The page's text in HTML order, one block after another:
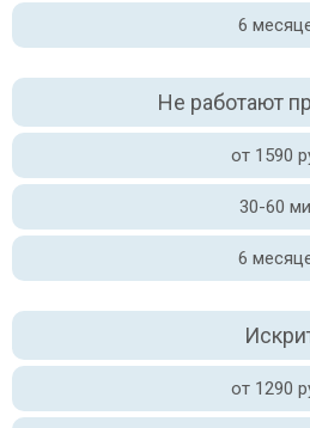
6
Не работают
от 1590
30-60
6
от 1290